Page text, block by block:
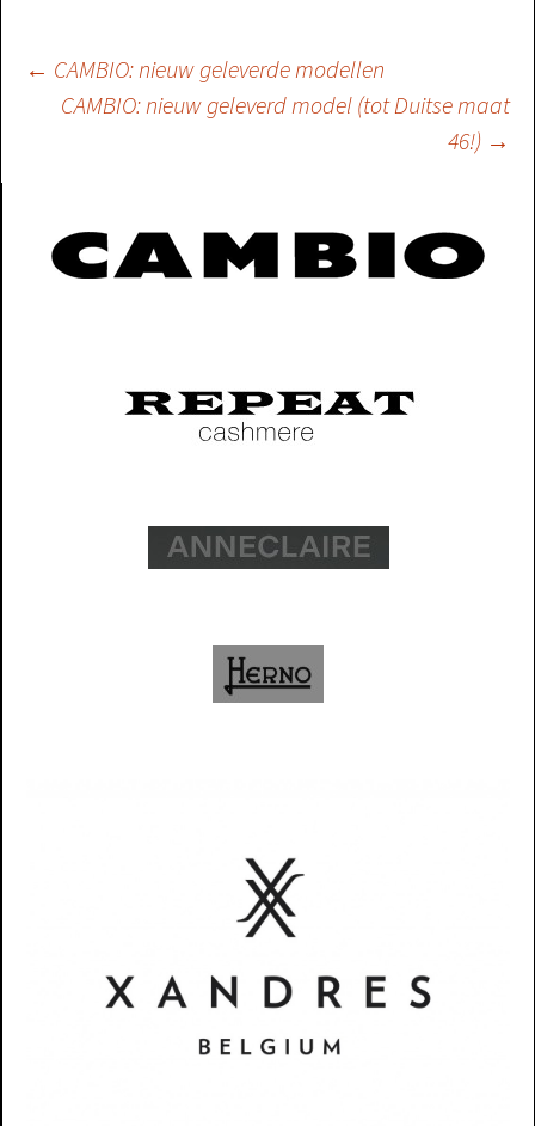
Berichtnavigatie
← CAMBIO: nieuw geleverde modellen
CAMBIO: nieuw geleverd model (tot Duitse maat
46!) →